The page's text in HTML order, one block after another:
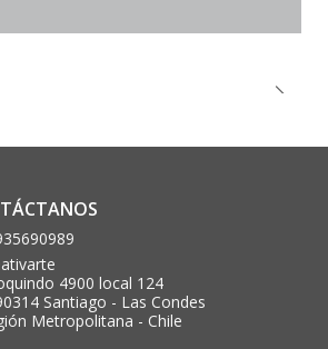
4900 local 124
Santiago - Las Condes
Metropolitana - Chile